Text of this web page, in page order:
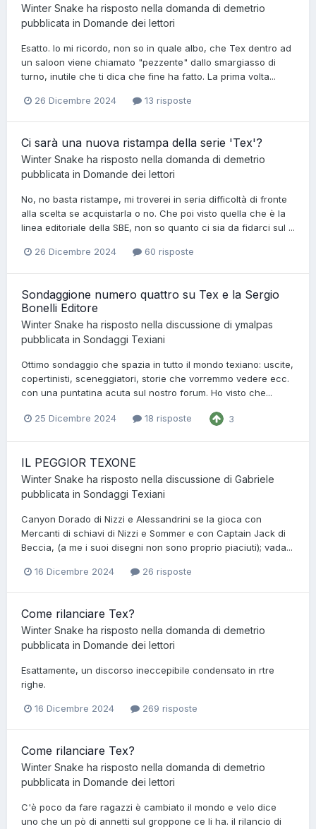
Winter Snake ha risposto nella domanda di demetrio
pubblicata in Domande dei lettori
Esatto. Io mi ricordo, non so in quale albo, che Tex dentro ad
un saloon viene chiamato "pezzente" dallo smargiasso di
turno, inutile che ti dica che fine ha fatto. La prima volta...
26 Dicembre 2024 13 risposte
Ci sarà una nuova ristampa della serie 'Tex'?
Winter Snake ha risposto nella domanda di demetrio
pubblicata in Domande dei lettori
No, no basta ristampe, mi troverei in seria difficoltà di fronte
alla scelta se acquistarla o no. Che poi visto quella che è la
linea editoriale della SBE, non so quanto ci sia da fidarci sul ...
26 Dicembre 2024 60 risposte
Sondaggione numero quattro su Tex e la Sergio
Bonelli Editore
Winter Snake ha risposto nella discussione di ymalpas
pubblicata in Sondaggi Texiani
Ottimo sondaggio che spazia in tutto il mondo texiano: uscite,
copertinisti, sceneggiatori, storie che vorremmo vedere ecc.
con una puntatina acuta sul nostro forum. Ho visto che...
25 Dicembre 2024 18 risposte 3
IL PEGGIOR TEXONE
Winter Snake ha risposto nella discussione di Gabriele
pubblicata in Sondaggi Texiani
Canyon Dorado di Nizzi e Alessandrini se la gioca con
Mercanti di schiavi di Nizzi e Sommer e con Captain Jack di
Beccia, (a me i suoi disegni non sono proprio piaciuti); vada...
16 Dicembre 2024 26 risposte
Come rilanciare Tex?
Winter Snake ha risposto nella domanda di demetrio
pubblicata in Domande dei lettori
Esattamente, un discorso ineccepibile condensato in rtre
righe.
16 Dicembre 2024 269 risposte
Come rilanciare Tex?
Winter Snake ha risposto nella domanda di demetrio
pubblicata in Domande dei lettori
C'è poco da fare ragazzi è cambiato il mondo e velo dice
uno che un pò di annetti sul groppone ce li ha. il rilancio di